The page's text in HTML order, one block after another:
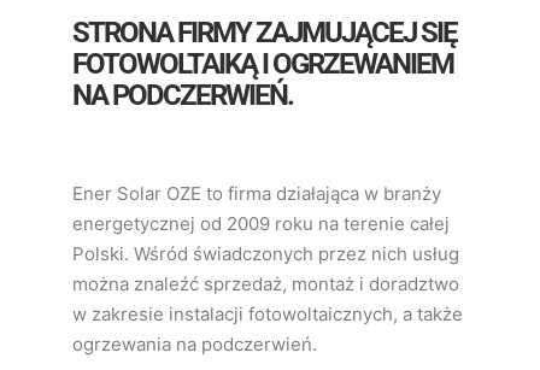
STRONA FIRMY ZAJMUJĄCEJ SIĘ
FOTOWOLTAIKĄ I OGRZEWANIEM
NA PODCZERWIEŃ.
Ener Solar OZE to firma działająca w branży
energetycznej od 2009 roku na terenie całej
Polski. Wśród świadczonych przez nich usług
można znaleźć sprzedaż, montaż i doradztwo
w zakresie instalacji fotowoltaicznych, a także
ogrzewania na podczerwień.